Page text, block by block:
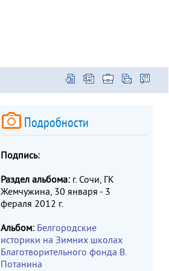
Подробности
Подпись:
Раздел альбома: г. Сочи, ГК
Жемчужина, 30 января - 3
фераля 2012 г.
Альбом: Белгородские
историки на Зимних школах
Благотворительного фонда В.
Потанина